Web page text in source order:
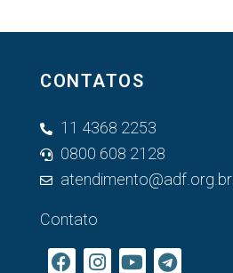
CONTATOS
11 4368 2253
0800 608 2128
atendimento@adf.org.br
Contato